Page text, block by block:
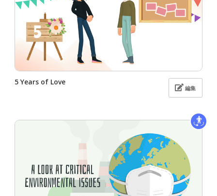
5 Years of Love
編集